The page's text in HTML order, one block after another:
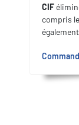
CIF
compris